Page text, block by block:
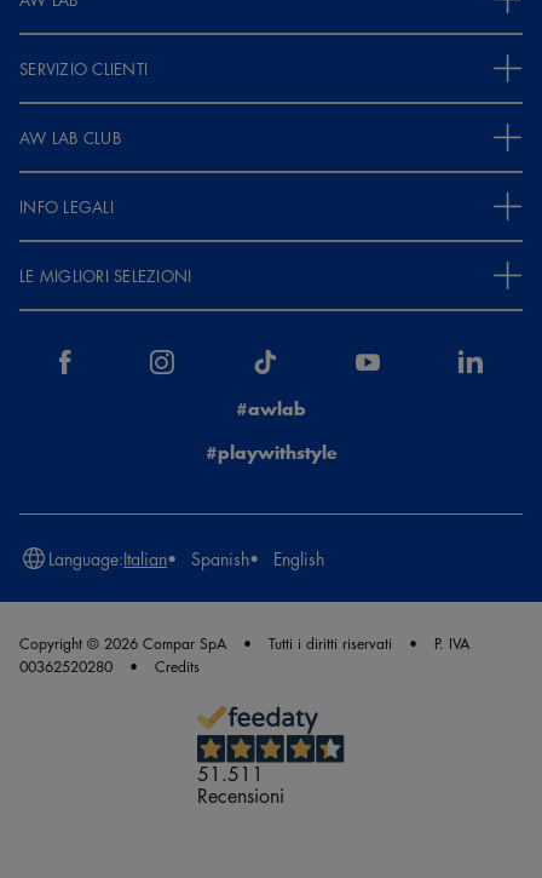
SERVIZIO CLIENTI
AW LAB CLUB
INFO LEGALI
LE MIGLIORI SELEZIONI
#awlab
#playwithstyle
Language:Italian Spanish English
Copyright © 2026 Compar SpA Tutti i diritti riservati
P. IVA
00362520280
Credits
51.511
Recensioni